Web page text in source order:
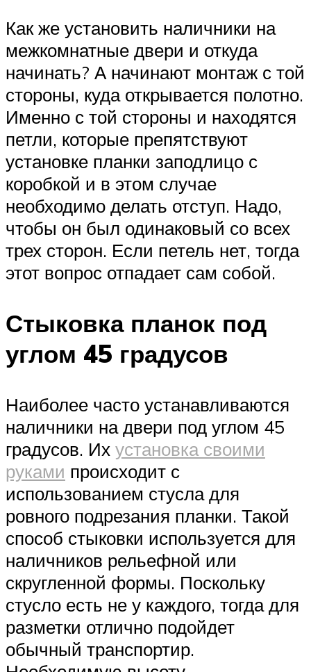
Как же установить наличники на
межкомнатные двери и откуда
начинать? А начинают монтаж с той
стороны, куда открывается полотно.
Именно с той стороны и находятся
петли, которые препятствуют
установке планки заподлицо с
коробкой и в этом случае
необходимо делать отступ. Надо,
чтобы он был одинаковый со всех
трех сторон. Если петель нет, тогда
этот вопрос отпадает сам собой.
Стыковка планок под
углом 45 градусов
Наиболее часто устанавливаются
наличники на двери под углом 45
градусов. Их установка своими
руками происходит с
использованием стусла для
ровного подрезания планки. Такой
способ стыковки используется для
наличников рельефной или
скругленной формы. Поскольку
стусло есть не у каждого, тогда для
разметки отлично подойдет
обычный транспортир.